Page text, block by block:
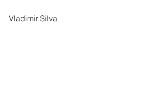
Vladimir Silva